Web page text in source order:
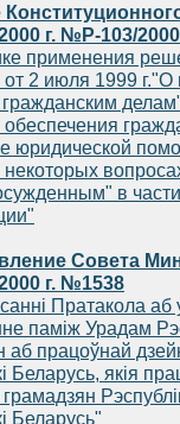
г. №Р-103/2000
применения
2 июля 1999 г."О
гражданским
обеспечения
юридической
некоторых
в
Совета
г. №1538
Пратакола аб
памiж Урадам
аб працоўнай
Беларусь, якiя
грамадзян
Беларусь"